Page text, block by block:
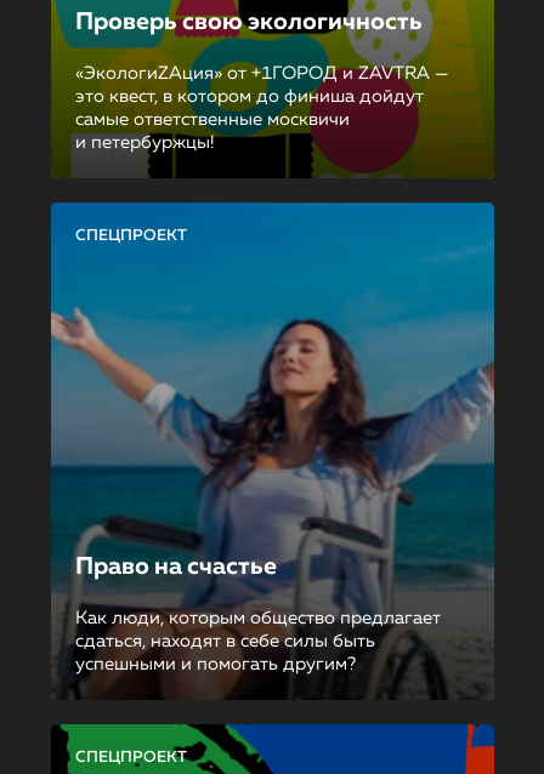
Проверь свою экологичность
«ЭкологиZAция» от +1ГОРОД и ZAVTRA —
это квест, в котором до финиша дойдут
самые ответственные москвичи
и петербуржцы!
СПЕЦПРОЕКТ
Право на счастье
Как люди, которым общество предлагает
сдаться, находят в себе силы быть
успешными и помогать другим?
СПЕЦПРОЕКТ